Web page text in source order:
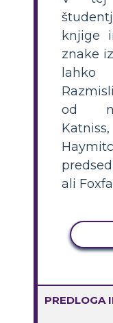
knjige
znake
lahko
od
ali
PREDLOGA